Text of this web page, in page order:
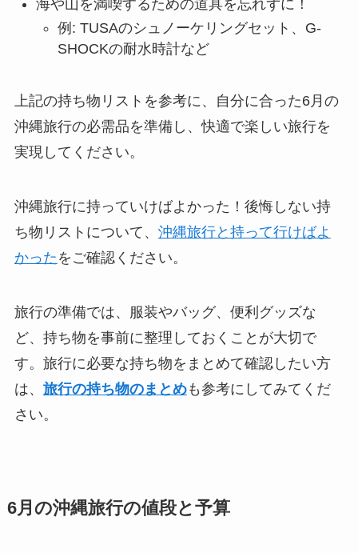
海や山を満喫するための道具を忘れずに！
例: TUSAのシュノーケリングセット、G-
SHOCKの耐水時計など
上記の持ち物リストを参考に、自分に合った6月の
沖縄旅行の必需品を準備し、快適で楽しい旅行を
実現してください。
沖縄旅行に持っていけばよかった！後悔しない持
ち物リストについて、 沖縄旅行と持って行けばよ
かった をご確認ください。
旅行の準備では、服装やバッグ、便利グッズな
ど、持ち物を事前に整理しておくことが大切で
す。旅行に必要な持ち物をまとめて確認したい方
は、 旅行の持ち物のまとめも参考にしてみてくだ
さい。
6月の沖縄旅行の値段と予算